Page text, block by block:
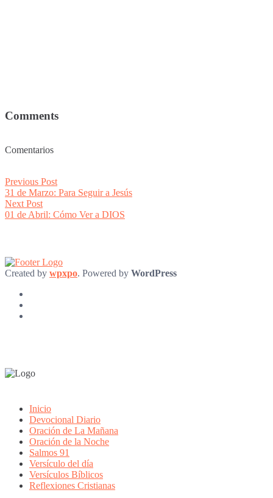
Comments
Comentarios
Post
navigation
Previous PostPrevious
post:
31 de Marzo: Para Seguir a Jesús
Next PostNext
post:
01 de Abril: Cómo Ver a DIOS
Created by wpxpo. Powered by WordPress
Inicio
Devocional Diario
Oración de La Mañana
Oración de la Noche
Salmos 91
Versículo del día
Versículos Bíblicos
Reflexiones Cristianas